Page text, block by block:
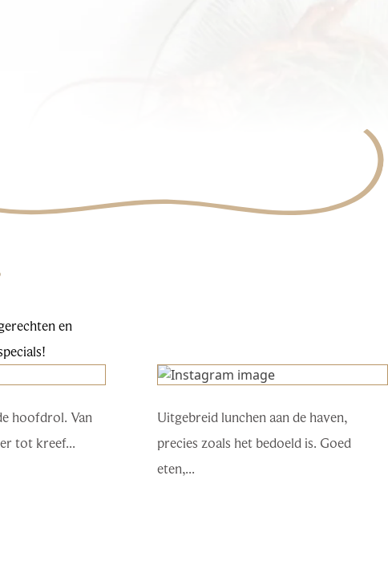
en
hoofdrol. Van
tot kreef...
Uitgebreid lunchen aan de haven,
precies zoals het bedoeld is. Goed
eten,...